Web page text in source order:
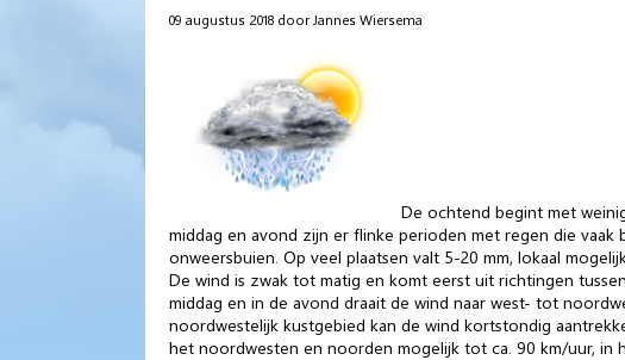
09 augustus 2018 door Jannes Wiersema
De ochtend begint met
middag en avond zijn er flinke perioden met regen die
onweersbuien. Op veel plaatsen valt 5-20 mm, lokaal
De wind is zwak tot matig en komt eerst uit richtingen
middag en in de avond draait de wind naar west- tot
noordwestelijk kustgebied kan de wind kortstondig
het noordwesten en noorden mogelijk tot ca. 90 km/uur, in